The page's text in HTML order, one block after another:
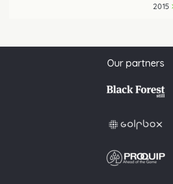
2015
Our partners